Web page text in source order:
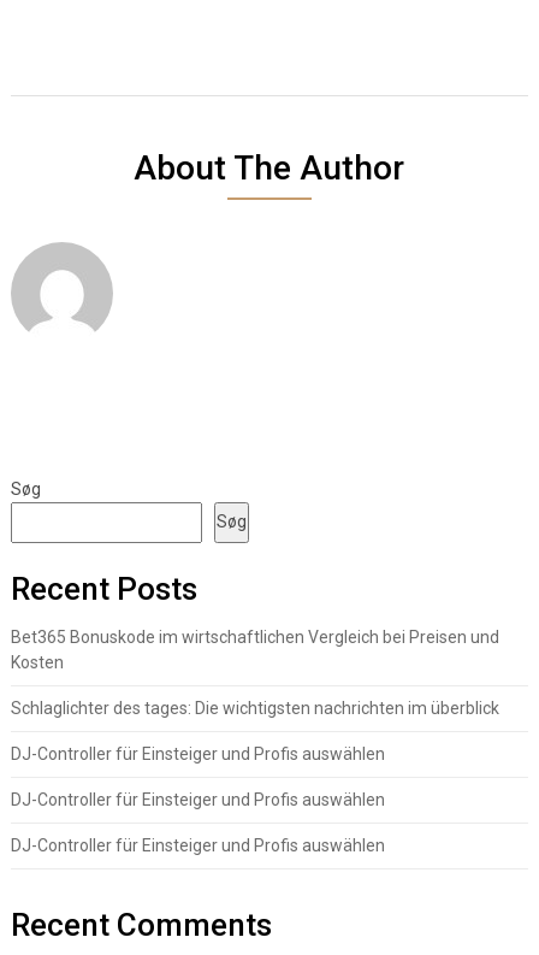
About The Author
Søg
Søg
Recent Posts
Bet365 Bonuskode im wirtschaftlichen Vergleich bei Preisen und
Kosten
Schlaglichter des tages: Die wichtigsten nachrichten im überblick
DJ-Controller für Einsteiger und Profis auswählen
DJ-Controller für Einsteiger und Profis auswählen
DJ-Controller für Einsteiger und Profis auswählen
Recent Comments